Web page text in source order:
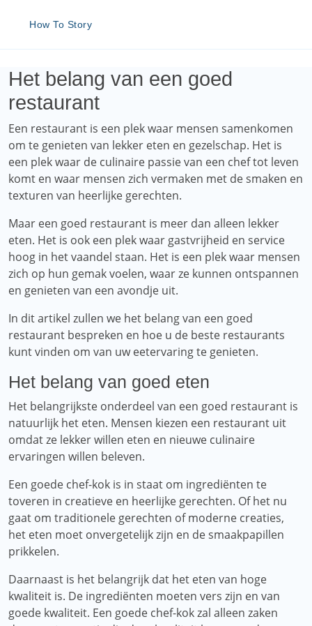
How To Story
Het belang van een goed
restaurant
Een restaurant is een plek waar mensen samenkomen
om te genieten van lekker eten en gezelschap. Het is
een plek waar de culinaire passie van een chef tot leven
komt en waar mensen zich vermaken met de smaken en
texturen van heerlijke gerechten.
Maar een goed restaurant is meer dan alleen lekker
eten. Het is ook een plek waar gastvrijheid en service
hoog in het vaandel staan. Het is een plek waar mensen
zich op hun gemak voelen, waar ze kunnen ontspannen
en genieten van een avondje uit.
In dit artikel zullen we het belang van een goed
restaurant bespreken en hoe u de beste restaurants
kunt vinden om van uw eetervaring te genieten.
Het belang van goed eten
Het belangrijkste onderdeel van een goed restaurant is
natuurlijk het eten. Mensen kiezen een restaurant uit
omdat ze lekker willen eten en nieuwe culinaire
ervaringen willen beleven.
Een goede chef-kok is in staat om ingrediënten te
toveren in creatieve en heerlijke gerechten. Of het nu
gaat om traditionele gerechten of moderne creaties,
het eten moet onvergetelijk zijn en de smaakpapillen
prikkelen.
Daarnaast is het belangrijk dat het eten van hoge
kwaliteit is. De ingrediënten moeten vers zijn en van
goede kwaliteit. Een goede chef-kok zal alleen zaken